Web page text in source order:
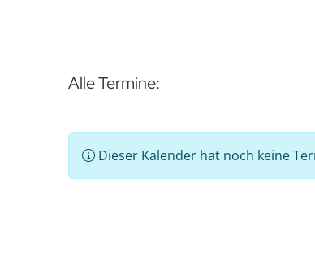
Alle Termine:
Dieser Kalender hat noch keine